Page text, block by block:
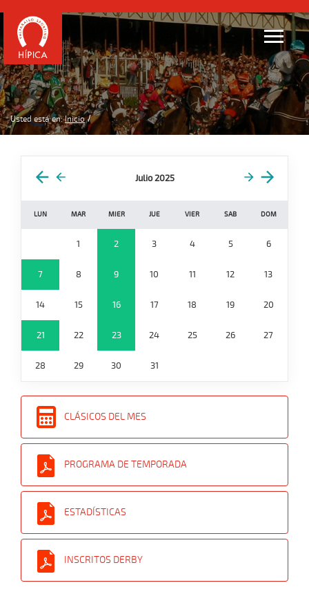
Usted está en: Inicio
Julio 2025
LUN MAR MIER JUE VIER SAB DOM
1 2 3 4 5 6
7 8 9 10 11 12 13
14 15 16 17 18 19 20
21 22 23 24 25 26 27
28 29 30 31
CLÁSICOS DEL MES
PROGRAMA DE TEMPORADA
ESTADÍSTICAS
INSCRITOS DERBY